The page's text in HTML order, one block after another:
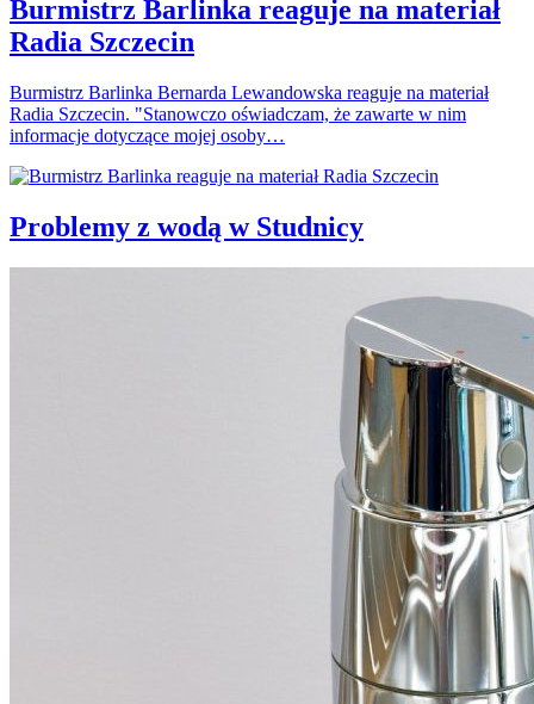
Burmistrz Barlinka reaguje na materiał
Radia Szczecin
Burmistrz Barlinka Bernarda Lewandowska reaguje na materiał
Radia Szczecin. "Stanowczo oświadczam, że zawarte w nim
informacje dotyczące mojej osoby…
Problemy z wodą w Studnicy